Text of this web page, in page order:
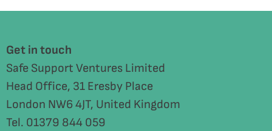
Get in touch
Safe Support Ventures Limited
Head Office, 31 Eresby Place
London NW6 4JT, United Kingdom
Tel. 01379 844 059